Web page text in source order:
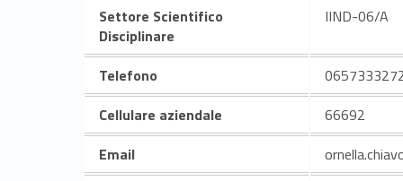
Settore Scientifico
Disciplinare
IIND-06/A
Telefono
Cellulare aziendale
66692
Email